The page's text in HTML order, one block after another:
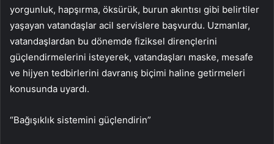
yorgunluk, hapşırma, öksürük, burun akıntısı gibi belirtiler
yaşayan vatandaşlar acil servislere başvurdu. Uzmanlar,
vatandaşlardan bu dönemde fiziksel dirençlerini
güçlendirmelerini isteyerek, vatandaşları maske, mesafe
ve hijyen tedbirlerini davranış biçimi haline getirmeleri
konusunda uyardı.
“Bağışıklık sistemini güçlendirin”